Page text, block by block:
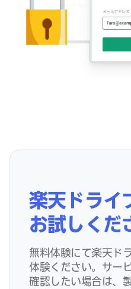
楽天ドライ
お試しくだ
無料体験にて楽天ド
体験ください。サー
確認したい場合は、